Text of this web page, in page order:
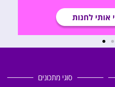
סוגי מתכונים